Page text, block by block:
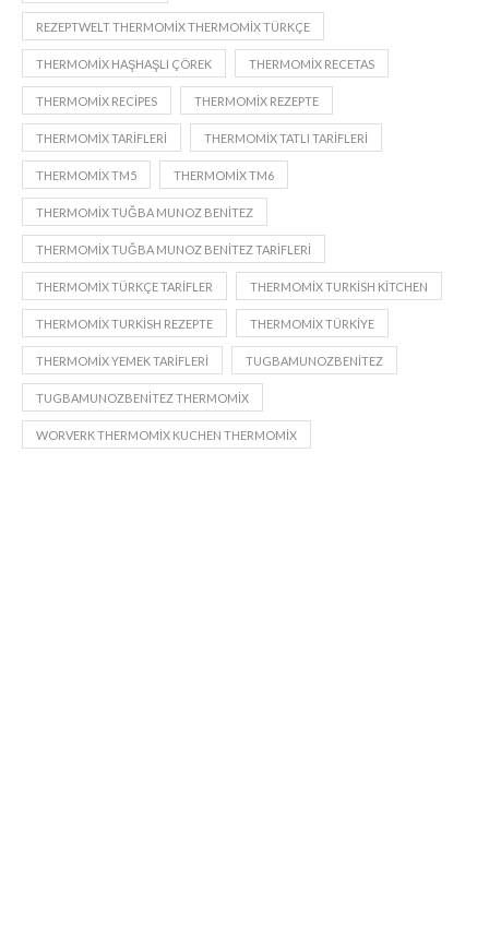
REZEPTWELT THERMOMIX THERMOMIX TÜRKÇE
THERMOMIX HAŞHAŞLI ÇÖREK THERMOMIX RECETAS
THERMOMIX RECIPES THERMOMIX REZEPTE
THERMOMIX TARIFLERI THERMOMIX TATLI TARIFLERI
THERMOMIX TM5 THERMOMIX TM6
THERMOMIX TUĞBA MUNOZ BENITEZ
THERMOMIX TUĞBA MUNOZ BENITEZ TARIFLERI
THERMOMIX TÜRKÇE TARIFLER THERMOMIX TURKISH KITCHEN
THERMOMIX TURKISH REZEPTE THERMOMIX TÜRKIYE
THERMOMIX YEMEK TARIFLERI TUGBAMUNOZBENITEZ
TUGBAMUNOZBENITEZ THERMOMIX
WORVERK THERMOMIX KUCHEN THERMOMIX